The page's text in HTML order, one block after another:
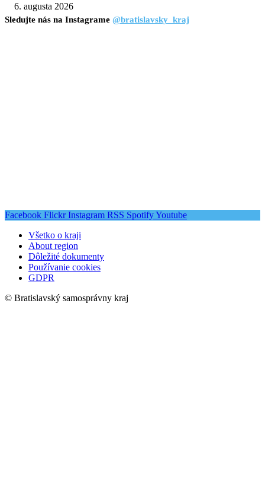
6. augusta 2026
Sledujte nás na Instagrame @bratislavsky_kraj
Facebook Flickr Instagram RSS SpotifyYoutube
Všetko o kraji
About region
Dôležité dokumenty
Používanie cookies
GDPR
© Bratislavský samosprávny kraj